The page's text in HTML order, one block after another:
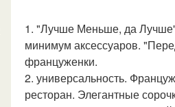
1. "Лучше Меньше, да
минимум аксессуаров.
француженки.
2. универсальность.
ресторан. Элегантные